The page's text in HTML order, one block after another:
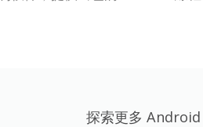
探索更多 Android